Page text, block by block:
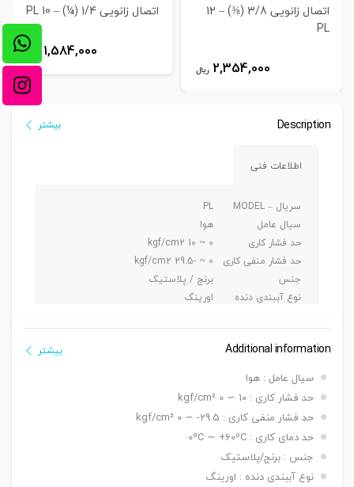
اتصال زانویی 3/8 (⅜) – 12
PL
2,354,000 ریال
اتصال زانویی 1/4 (¼) – 10 PL
1,584,000 ریال
Description بیشتر
اطلاعات فنی
سریال – MODEL
PL
سیال عامل
هوا
حد فشار کاری
0 ~ 10 kgf/cm2
حد فشار منفی کاری
0 ~ -29.5 kgf/cm2
جنس
برنج / پلاستیک
نوع آببندی دنده
اورینگ
Additional information
سیال عامل : هوا
حد فشار کاری : 10 ∼ 0 kgf/cm²
حد فشار منفی کاری : 29.5- ∼ 0 kgf/cm²
حد دمای کاری : 0ºC ∼ +60ºC
جنس : برنج/پلاستیک
نوع آببندی دنده : اورینگ
بیشتر